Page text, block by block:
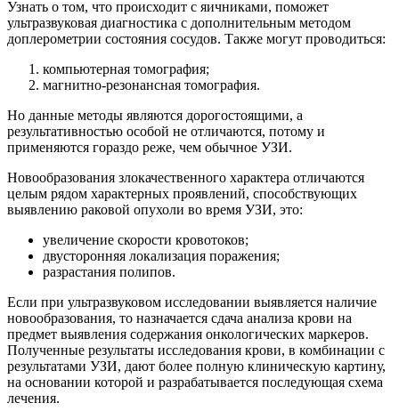
Узнать о том, что происходит с яичниками, поможет
ультразвуковая диагностика с дополнительным методом
доплерометрии состояния сосудов. Также могут проводиться:
компьютерная томография;
магнитно-резонансная томография.
Но данные методы являются дорогостоящими, а
результативностью особой не отличаются, потому и
применяются гораздо реже, чем обычное УЗИ.
Новообразования злокачественного характера отличаются
целым рядом характерных проявлений, способствующих
выявлению раковой опухоли во время УЗИ, это:
увеличение скорости кровотоков;
двусторонняя локализация поражения;
разрастания полипов.
Если при ультразвуковом исследовании выявляется наличие
новообразования, то назначается сдача анализа крови на
предмет выявления содержания онкологических маркеров.
Полученные результаты исследования крови, в комбинации с
результатами УЗИ, дают более полную клиническую картину,
на основании которой и разрабатывается последующая схема
лечения.